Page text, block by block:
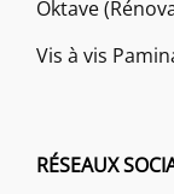
Oktave
Vis à vis
RÉSEAUX